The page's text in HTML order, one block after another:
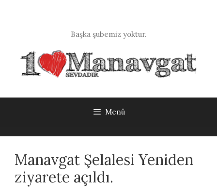
Başka şubemiz yoktur.
Menü
Manavgat Şelalesi Yeniden
ziyarete açıldı.